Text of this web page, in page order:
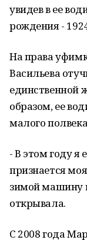
увидев в ее
рождения -
На права
Васильева
единственной
образом, ее
малого
- В этом году я
признается
зимой машину
открывала.
С 2008 года